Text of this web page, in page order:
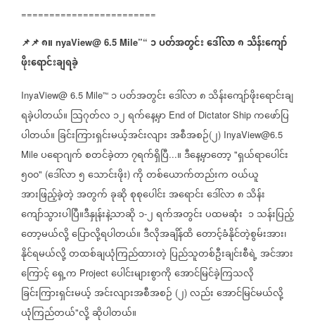
========================
📌📌၈။ nyaView@ 6.5 Mile”“ ၁ပတ်အတွင်းဒေါ်လာ၈သိန်းကျော်
ဖိုးရောင်းချရခဲ့
InyaView@ 6.5 Mile”“ ၁ပတ်အတွင်းဒေါ်လာ၈သိန်းကျော်ဖိုးရောင်းချ
ရခဲ့ပါတယ်။ သြဂုတ်လ ၁၂ရက်နေ့မှာ End of Dictator Ship ကဖော်ပြ
ပါတယ်။ ခြင်းကြားရှင်းမယ့်အင်းလျားအစီအစဉ်(၂) InyaView@6.5
Mile ပရောဂျက်စတင်ခဲ့တာ၇ရက်ရှိပြီ...။ဒီနေ့မှာတော့ "ရှယ်ရာပေါင်း
၅၀၀" (ဒေါ်လာ၅သောင်းဖိုး) ကိုတစ်ယောက်တည်းကဝယ်ယူ
အားဖြည့်ခဲ့တဲ့အတွက်ခုဆိုစုစုပေါင်းအရောင်းဒေါ်လာ၈သိန်း
ကျော်သွားပါပြီ။ဒီနှုန်းနဲ့သာဆို ၁-၂ရက်အတွင်းပထမဆုံး ၁သန်းပြည့်
တော့မယ်လို့ပြောလို့ရပါတယ်။ဒီလိုအချိန်ထိတောင့်ခံနိုင်တဲ့စွမ်းအား၊
နိုင်ရမယ်လို့တထစ်ချယုံကြည်ထားတဲ့ ပြည်သူတစ်ဦးချင်းစီရဲ့အင်အား
ကြောင့်ရှေ့က Project ပေါင်းများစွာကိုအောင်မြင်ခဲ့ကြသလို
ခြင်းကြားရှင်းမယ့်အင်းလျားအစီအစဉ် (၂) လည်းအောင်မြင်မယ်လို့
ယုံကြည်တယ်"လို့ဆိုပါတယ်။